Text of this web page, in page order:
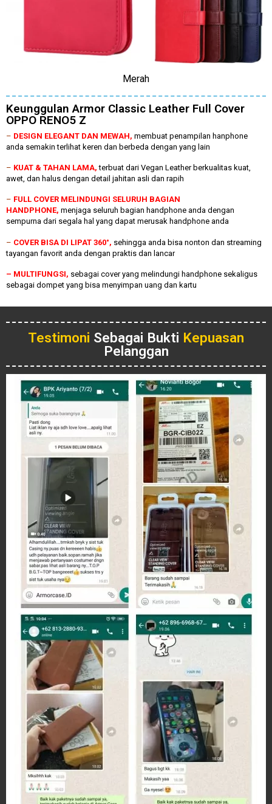
Merah
Keunggulan Armor Classic Leather Full Cover
OPPO RENO5 Z
– DESIGN ELEGANT DAN MEWAH, membuat penampilan hanphone
anda semakin terlihat keren dan berbeda dengan yang lain
– KUAT & TAHAN LAMA,terbuat dari Vegan Leather berkualitas kuat,
awet, dan halus dengan detail jahitan asli dan rapih
– FULL COVER MELINDUNGI SELURUH BAGIAN
HANDPHONE, menjaga seluruh bagian handphone anda dengan
sempurna dari segala hal yang dapat merusak handphone anda
– COVER BISA DI LIPAT 360°, sehingga anda bisa nonton dan streaming
tayangan favorit anda dengan praktis dan lancar
– MULTIFUNGSI, sebagai cover yang melindungi handphone sekaligus
sebagai dompet yang bisa menyimpan uang dan kartu
Testimoni Sebagai Bukti Kepuasan
Pelanggan